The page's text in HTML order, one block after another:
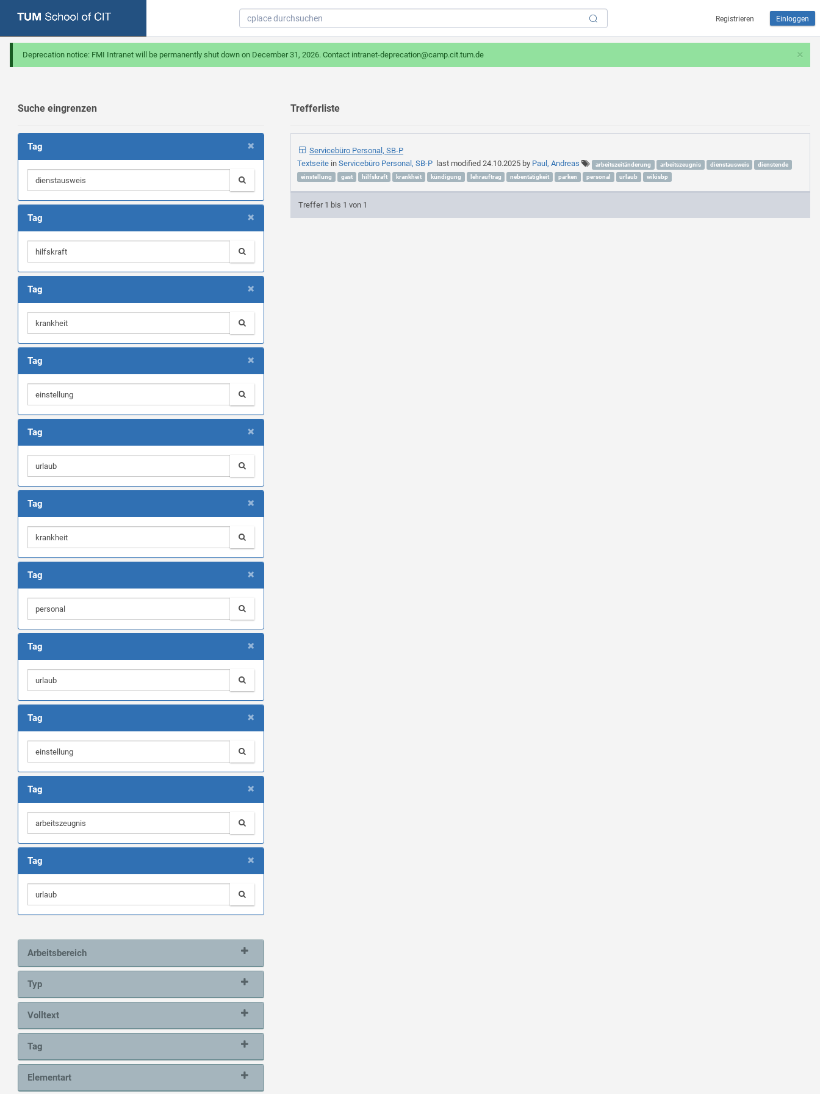
Registrieren Einloggen
×
Deprecation notice: FMI Intranet will be permanently shut down on December 31, 2026. Contact intranet-deprecation@camp.cit.tum.de
Suche eingrenzen
×
Tag
×
Tag
×
Tag
×
Tag
×
Tag
×
Tag
×
Tag
×
Tag
×
Tag
×
Tag
×
Tag
Arbeitsbereich
Typ
Volltext
Tag
Elementart
Trefferliste
Servicebüro Personal, SB-P
Textseite inServicebüro Personal, SB-P last modified24.10.2025 by Paul, Andreas arbeitszeitänderung arbeitszeugnis dienstausweis
dienstende
einstellung
gast hilfskraft krankheit kündigung lehrauftrag nebentätigkeit parken personal urlaub wikisbp
Treffer 1 bis 1 von 1